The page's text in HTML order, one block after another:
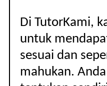
Di TutorKami,
untuk
sesuai dan
mahukan.